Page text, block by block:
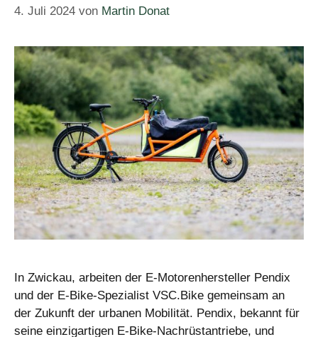
4. Juli 2024 von Martin Donat
In Zwickau, arbeiten der E-Motorenhersteller Pendix
und der E-Bike-Spezialist VSC.Bike gemeinsam an
der Zukunft der urbanen Mobilität. Pendix, bekannt für
seine einzigartigen E-Bike-Nachrüstantriebe, und